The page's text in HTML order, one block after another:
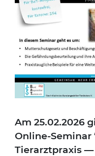
Am 25.02.2026
Online-Semi­nar
Tier­arzt­pra­xis